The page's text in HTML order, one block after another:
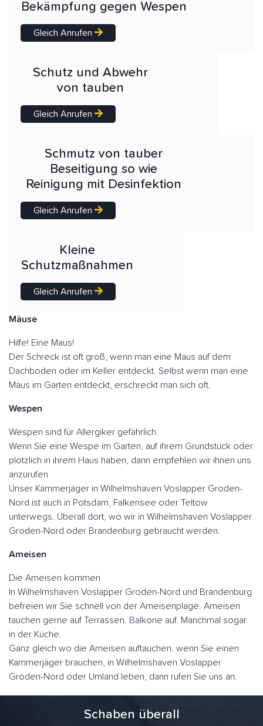
Bekämpfung gegen Wespen
Gleich Anrufen
Schutz und Abwehr
von tauben
Gleich Anrufen
Schmutz von tauber
Beseitigung so wie
Reinigung mit Desinfektion
Gleich Anrufen
Kleine
Schutzmaßnahmen
Gleich Anrufen
Mäuse
Hilfe! Eine Maus!
Der Schreck ist oft groß, wenn man eine Maus auf dem
Dachboden oder im Keller entdeckt. Selbst wenn man eine
Maus im Garten entdeckt, erschreckt man sich oft.
Wespen
Wespen sind für Allergiker gefährlich
Wenn Sie eine Wespe im Garten, auf ihrem Grundstück oder
plötzlich in ihrem Haus haben, dann empfehlen wir ihnen uns
anzurufen
Unser Kammerjäger in Wilhelmshaven Voslapper Groden-
Nord ist auch in Potsdam, Falkensee oder Teltow
unterwegs. Überall dort, wo wir in Wilhelmshaven Voslapper
Groden-Nord oder Brandenburg gebraucht werden.
Ameisen
Die Ameisen kommen
In Wilhelmshaven Voslapper Groden-Nord und Brandenburg
befreien wir Sie schnell von der Ameisenplage. Ameisen
tauchen gerne auf Terrassen. Balkone auf. Manchmal sogar
in der Küche.
Ganz gleich wo die Ameisen auftauchen. wenn Sie einen
Kammerjäger brauchen, in Wilhelmshaven Voslapper
Groden-Nord oder Umland leben, dann rufen Sie uns an.
Schaben überall